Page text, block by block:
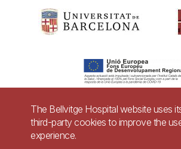
Pie
The Bellvitge Hospital website uses
third-party cookies to improve the
experience.